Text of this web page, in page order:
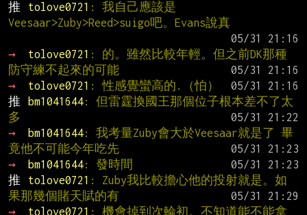
推
tolove0721 : 我自己應該是
Veesaar>Zuby>Reed>suigo吧。Evans說真
→
tolove0721 : 的。雖然比較年輕。但之前DK那種
防守練不起來的可能
→
tolove0721 : 性感覺蠻高的.（怕）
推
bm1041644: 但雷霆換國王那個位子根本差不了太
多
→
bm1041644: 我考量Zuby會大於Veesaar就是了 畢
竟他不可能今年吃先
→
bm1041644: 發時間
推
tolove0721 : Zuby我比較擔心他的投射就是。如
果那幾個賭天賦的有
→
tolove0721 : 機會掉到次輪初。不知道能不能拿